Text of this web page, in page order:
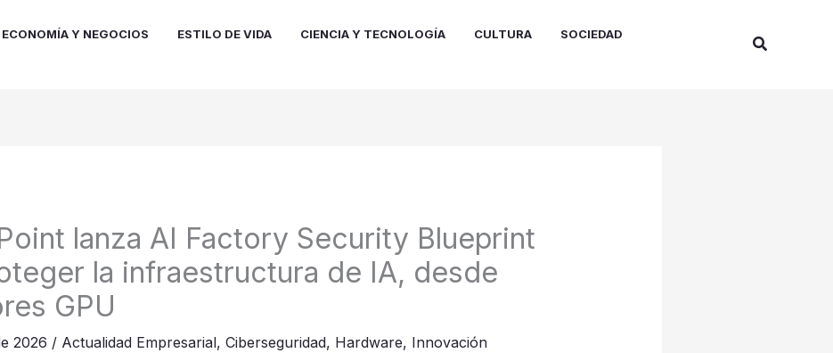
ECONOMÍA Y NEGOCIOS ESTILO DE VIDA CIENCIA Y TECNOLOGÍA CULTURA
SOCIEDAD
Buscar
lanza AI Factory Security Blueprint
la infraestructura de IA, desde
GPU
2026 / Actualidad Empresarial, Ciberseguridad, Hardware, Innovación